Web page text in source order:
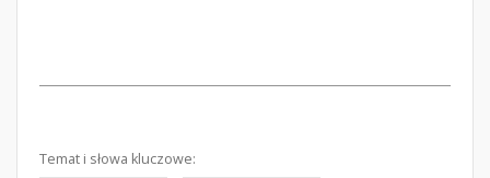
Temat i słowa kluczowe: